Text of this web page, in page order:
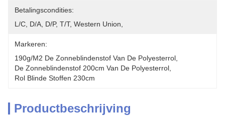
Betalingscondities:
L/C, D/A, D/P, T/T, Western Union,
Markeren:
190g/m2 De Zonneblindenstof Van De Polyesterrol
De Zonneblindenstof 200cm Van De Polyesterrol
Rol Blinde Stoffen 230cm
Productbeschrijving